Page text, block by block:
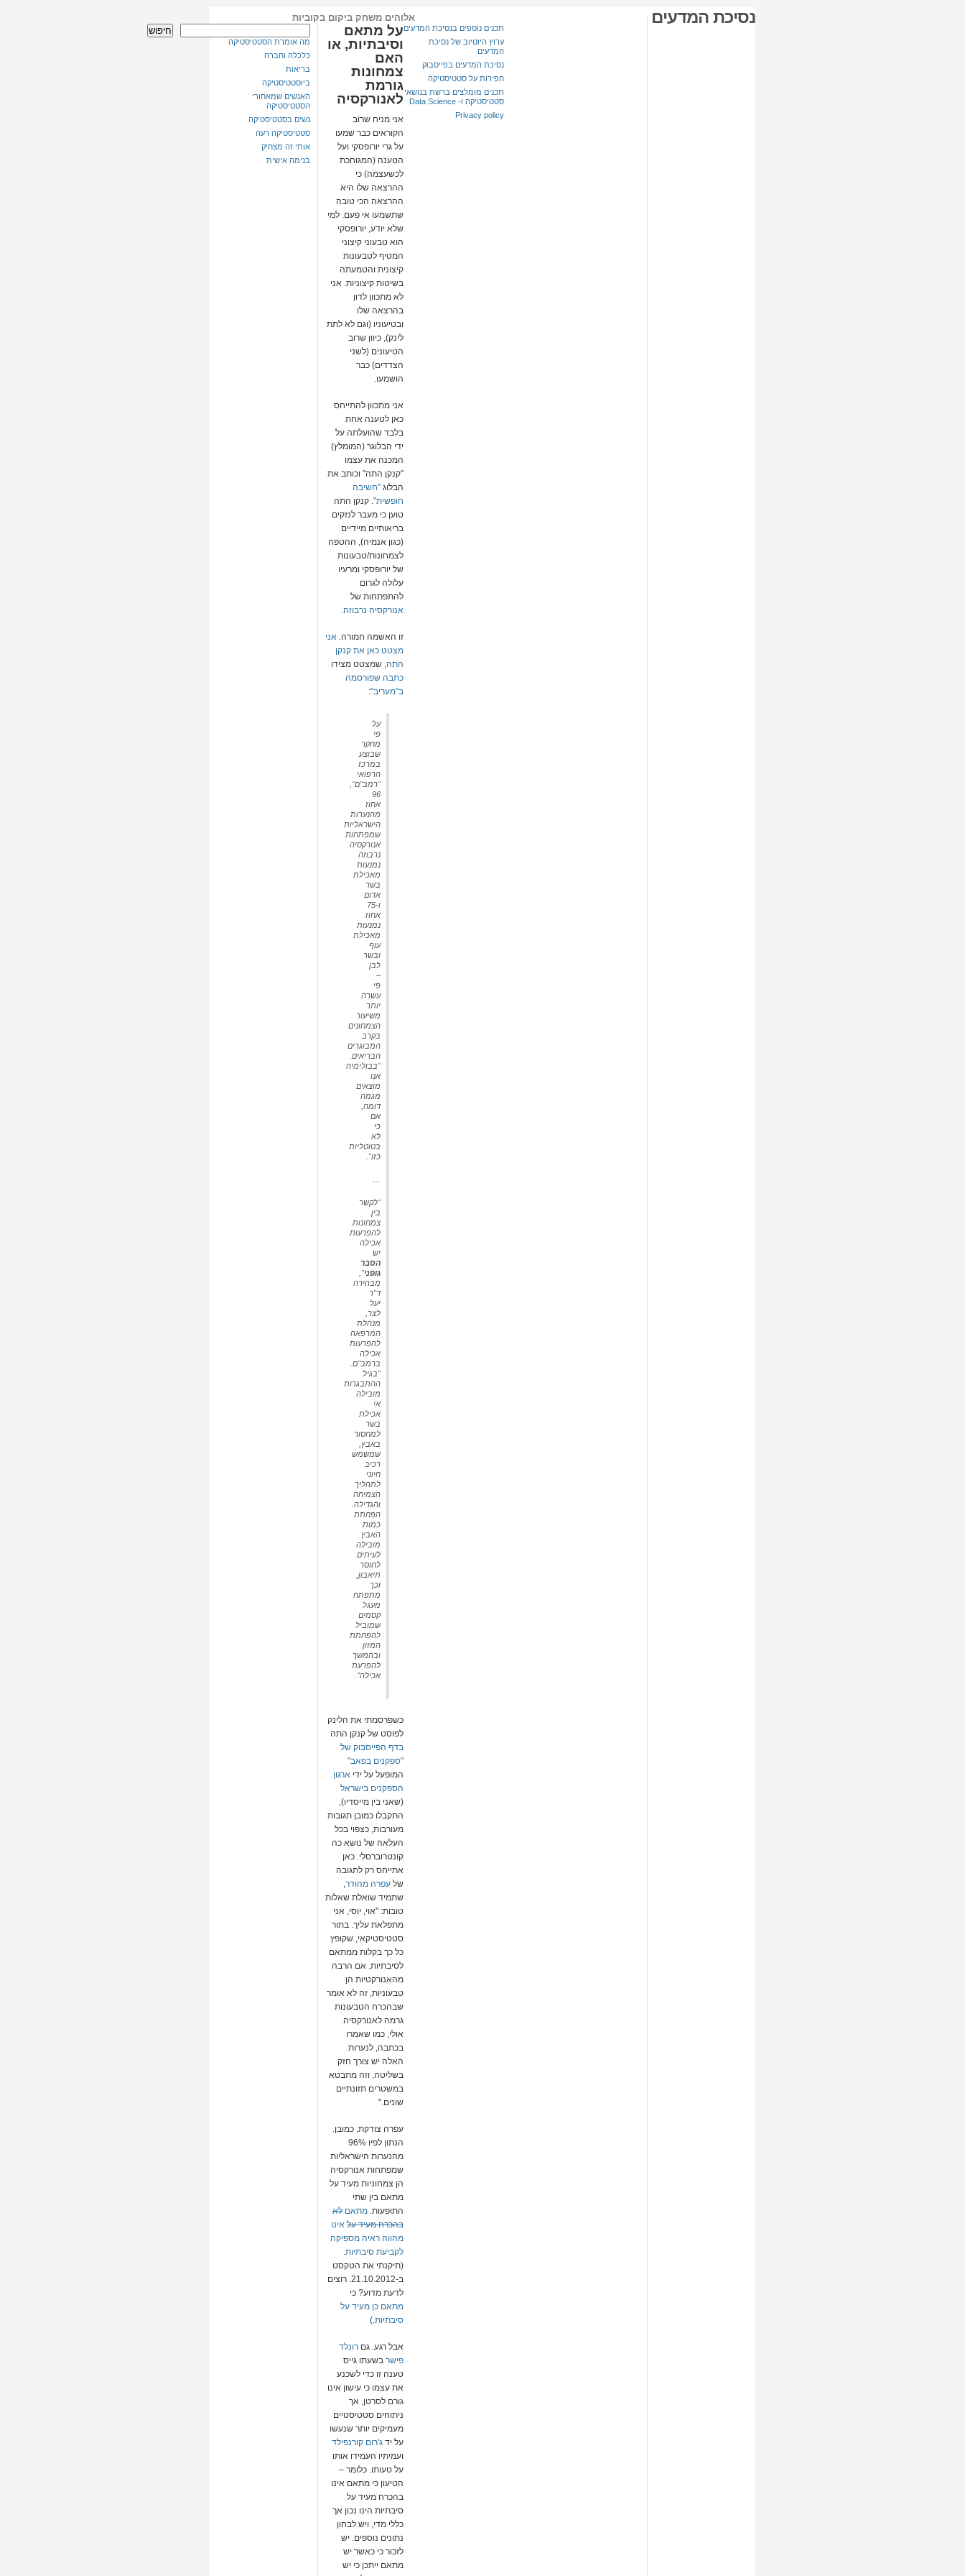
נסיכת המדעים
אלוהים משחק ביקום בקוביות
חיפוש
מה אומרת הסטטיסטיקה
כלכלה וחברה
בריאות
ביוסטטיסטיקה
האנשים שמאחורי
הסטטיסטיקה
נשים בסטטיסטיקה
סטטיסטיקה רעה
אותי זה מצחיק
בנימה אישית
תכנים נוספים בנסיכת המדעים
ערוץ היוטיוב של נסיכת
המדעים
נסיכת המדעים בפייסבוק
חפירות על סטטיסטיקה
תכנים מומלצים ברשת בנושאי
סטטיסטיקה ו- Data Science
Privacy policy
על מתאם
וסיבתיות, או
האם
צמחונות
גורמת
לאנורקסיה
אני מניח שרוב
הקוראים כבר שמעו
על גרי יורופסקי ועל
הטענה (המגוחכת
לכשעצמה) כי
ההרצאה שלו היא
ההרצאה הכי טובה
שתשמעו אי פעם. למי
שלא יודע, יורופסקי
הוא טבעוני קיצוני
המטיף לטבעונות
קיצונית והטמעתה
בשיטות קיצוניות. אני
לא מתכוון לדון
בהרצאה שלו
ובטיעוניו (וגם לא לתת
לינק), כיוון שרוב
הטיעונים (לשני
הצדדים) כבר
הושמעו.
אני מתכוון להתייחס
כאן לטענה אחת
בלבד שהועלתה על
ידי הבלוגר (המומלץ)
המכנה את עצמו
"קנקן התה" וכותב את
הבלוג "חשיבה
חופשית". קנקן התה
טוען כי מעבר לנזקים
בריאותיים מיידיים
(כגון אנמיה), ההטפה
לצמחונות/טבעונות
של יורופסקי ומרעיו
עלולה לגרום
להתפתחות של
אנורקסיה נרבוזה.
זו האשמה חמורה. אני
מצטט כאן את קנקן
התה, שמצטט מצידו
כתבה שפורסמה
ב"מעריב":
על
פי
מחקר
שבוצע
במרכז
הרפואי
"רמב"ם",
96
אחוז
מהנערות
הישראליות
שמפתחות
אנורקסיה
נרבוזה
נמנעות
מאכילת
בשר
אדום
ו-75
אחוז
נמנעות
מאכילת
עוף
ובשר
לבן
–
פי
עשרה
יותר
משיעור
הצמחונים
בקרב
המבוגרים
הבריאים.
"בבולימיה
אנו
מוצאים
מגמה
דומה,
אם
כי
לא
בטוטליות
כזו".
…
"לקשר
בין
צמחונות
להפרעות
אכילה
יש
הסבר
גופני",
מבהירה
ד"ר
יעל
לצר,
מנהלת
המרפאה
להפרעות
אכילה
ברמב"ם.
"בגיל
ההתבגרות
מובילה
אי
אכילת
בשר
למחסור
באבץ,
שמשמש
רכיב
חיוני
לתהליך
הצמיחה
והגדילה
הפחתת
כמות
האבץ
מובילה
לעיתים
לחוסר
תיאבון,
וכך
מתפתח
מעגל
קסמים
שמוביל
להפחתת
המזון
ובהמשך
להפרעת
אכילה".
כשפרסמתי את הלינק
לפוסט של קנקן התה
בדף הפייסבוק של
"ספקנים בפאב"
המופעל על ידי ארגון
הספקנים בישראל
(שאני בין מייסדיו),
התקבלו כמובן תגובות
מעורבות, כצפוי בכל
העלאה של נושא כה
קונטרוברסלי. כאן
אתייחס רק לתגובה
של עפרה מהודר,
שתמיד שואלת שאלות
טובות: "אוי, יוסי, אני
מתפלאת עליך. בתור
סטטיסטיקאי, שקופץ
כל כך בקלות ממתאם
לסיבתיות. אם הרבה
מהאנורקטיות הן
טבעוניות, זה לא אומר
שבהכרח הטבעונות
גרמה לאנורקסיה.
אולי, כמו שאמרו
בכתבה, לנערות
האלה יש צורך חזק
בשליטה, וזה מתבטא
במשטרים תזונתיים
שונים."
עפרה צודקת, כמובן.
הנתון לפיו 96%
מהנערות הישראליות
שמפתחות אנורקסיה
הן צמחוניות מעיד על
מתאם בין שתי
התופעות. מתאם לא
בהכרח מעיד על אינו
מהווה ראיה מספיקה
לקביעת סיבתיות.
(תיקנתי את הטקסט
ב-21.10.2012. רוצים
לדעת מדוע? כי
מתאם כן מעיד על
סיבתיות.)
אבל רגע. גם רונלד
פישר בשעתו גייס
טענה זו כדי לשכנע
את עצמו כי עישון אינו
גורם לסרטן, אך
ניתוחים סטטיסטיים
מעמיקים יותר שנעשו
על יד ג'רום קורנפילד
ועמיתיו העמידו אותו
על טעותו. כלומר –
הטיעון כי מתאם אינו
בהכרח מעיד על
סיבתיות הינו נכון אך
כללי מדי, ויש לבחון
נתונים נוספים. יש
לזכור כי כאשר יש
מתאם ייתכן כי יש